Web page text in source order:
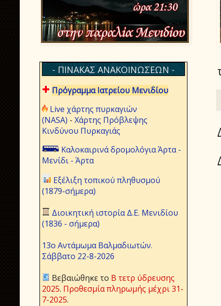
- ΠΙΝΑΚΑΣ ΑΝΑΚΟΙΝΩΣΕΩΝ -
Πρόγραμμα Ιατρείου Μενιδίου
Live χάρτης πυρκαγιών
(NASA) - Χάρτης Πρόβλεψης
Κινδύνου Πυρκαγιάς
Καλοκαιρινά δρομολόγια Άρτα -
Μενίδι - Άρτα
Εξέλιξη τοπικού πληθυσμού
(1879-σήμερα)
Διοικητική ιστορία Δ.Ε. Μενιδίου
(1836 - σήμερα)
13ο Αντάμωμα Βαλμαδιωτών.
Σάββατο 22-8-2026
Βεβαιώθηκε το Β τετρ ύδρευσης
2025. Προθεσμία πληρωμής μέχρι 31-
7-2025.